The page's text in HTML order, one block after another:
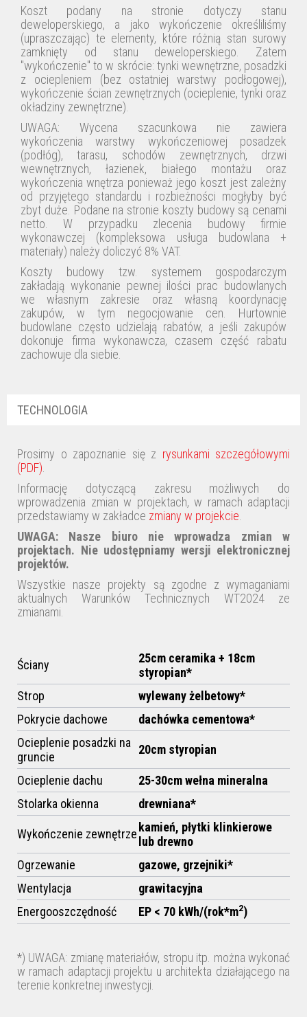
Koszt podany na stronie dotyczy stanu
deweloperskiego, a jako wykończenie określiliśmy
(upraszczając) te elementy, które różnią stan surowy
zamknięty od stanu deweloperskiego. Zatem
"wykończenie"to w skrócie: tynki wewnętrzne, posadzki
z ociepleniem (bez ostatniej warstwy podłogowej),
wykończenie ścian zewnętrznych (ocieplenie, tynki oraz
okładziny zewnętrzne).
UWAGA: Wycena szacunkowa nie zawiera
wykończenia warstwy wykończeniowej posadzek
(podłóg), tarasu, schodów zewnętrznych, drzwi
wewnętrznych, łazienek, białego montażu oraz
wykończenia wnętrza ponieważ jego koszt jest zależny
od przyjętego standardu i rozbieżności mogłyby być
zbyt duże. Podane na stronie koszty budowy są cenami
netto. W przypadku zlecenia budowy firmie
wykonawczej (kompleksowa usługa budowlana +
materiały) należy doliczyć 8% VAT.
Koszty budowy tzw. systemem gospodarczym
zakładają wykonanie pewnej ilości prac budowlanych
we własnym zakresie oraz własną koordynację
zakupów, w tym negocjowanie cen. Hurtownie
budowlane często udzielają rabatów, a jeśli zakupów
dokonuje firma wykonawcza, czasem część rabatu
zachowuje dla siebie.
TECHNOLOGIA
Prosimy o zapoznanie się z rysunkami szczegółowymi
(PDF)
Informację dotyczącą zakresu możliwych do
wprowadzenia zmian w projektach, w ramach adaptacji
przedstawiamy w zakładce zmiany w projekcie
UWAGA: Nasze biuro nie wprowadza zmian w
projektach. Nie udostępniamy wersji elektronicznej
projektów.
Wszystkie nasze projekty są zgodne z wymaganiami
aktualnych Warunków Technicznych WT2024 ze
zmianami.
Ściany
25cm ceramika + 18cm
styropian*
Strop
wylewany żelbetowy*
Pokrycie dachowe
dachówka cementowa*
Ocieplenie posadzki na
gruncie
20cm styropian
Ocieplenie dachu 25-30cmwełna mineralna
Stolarka okienna
drewniana*
Wykończenie zewnętrzekamień, płytki klinkierowe
lub drewno
Ogrzewanie
gazowe, grzejniki*
Wentylacja
grawitacyjna
Energooszczędność
EP < 70 kWh/(rok*m2)
*) UWAGA: zmianę materiałów, stropu itp. można wykonać
w ramach adaptacji projektu u architekta działającego na
terenie konkretnej inwestycji.